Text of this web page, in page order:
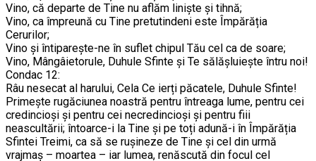
Vino, că departe de Tine nu aflăm liniște și tihnă;
Vino, ca împreună cu Tine pretutindeni este Împărăția
Cerurilor;
Vino și întiparește-ne în suflet chipul Tău cel ca de soare;
Vino, Mângâietorule, Duhule Sfinte și Te sălășluiește întru noi!
Condac 12:
Râu nesecat al harului, Cela Ce ierți păcatele, Duhule Sfinte!
Primește rugăciunea noastră pentru întreaga lume, pentru cei
credincioși și pentru cei necredincioși și pentru fiii
neascultării; întoarce-i la Tine și pe toți adună-i în Împărăția
Sfintei Treimi, ca să se rușineze de Tine și cel din urmă
vrajmaș – moartea – iar lumea, renăscută din focul cel